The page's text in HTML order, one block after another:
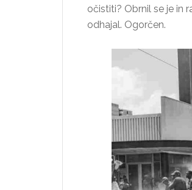
očistiti? Obrnil se je in
odhajal. Ogorčen.